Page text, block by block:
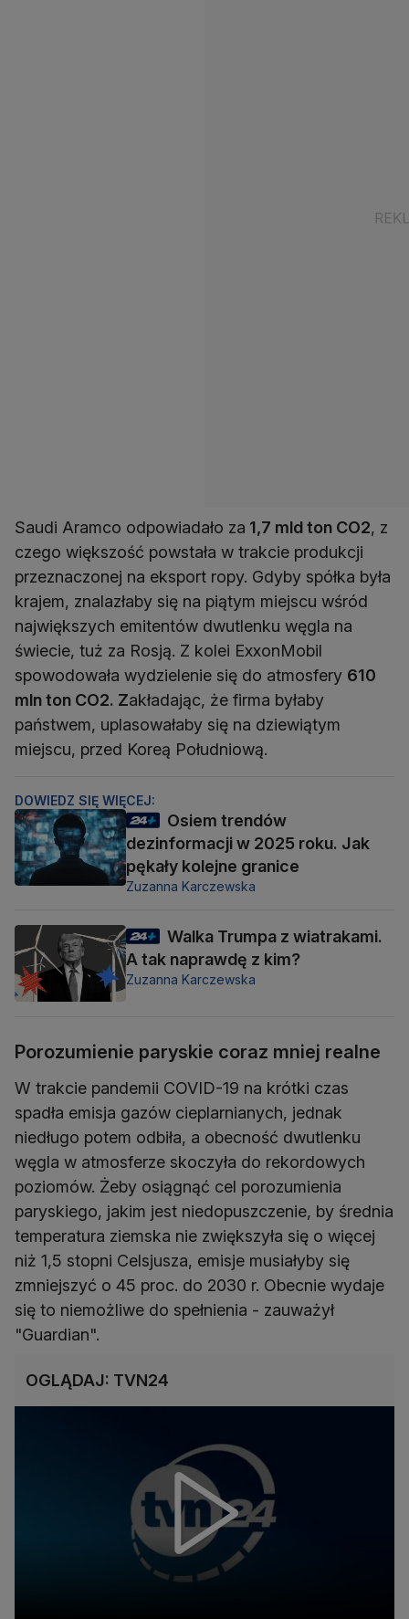
Saudi Aramco odpowiadało za 1,7 mld ton CO2, z
czego większość powstała w trakcie produkcji
przeznaczonej na eksport ropy. Gdyby spółka była
krajem, znalazłaby się na piątym miejscu wśród
największych emitentów dwutlenku węgla na
świecie, tuż za Rosją. Z kolei ExxonMobil
spowodowała wydzielenie się do atmosfery 610
mln ton CO2. Zakładając, że firma byłaby
państwem, uplasowałaby się na dziewiątym
miejscu, przed Koreą Południową.
DOWIEDZ SIĘ WIĘCEJ:
Osiem trendów
dezinformacji w 2025 roku. Jak
pękały kolejne granice
Zuzanna Karczewska
Walka Trumpa z wiatrakami.
A tak naprawdę z kim?
Zuzanna Karczewska
Porozumienie paryskie coraz mniej realne
W trakcie pandemii COVID-19 na krótki czas
spadła emisja gazów cieplarnianych, jednak
niedługo potem odbiła, a obecność dwutlenku
węgla w atmosferze skoczyła do rekordowych
poziomów. Żeby osiągnąć cel porozumienia
paryskiego, jakim jest niedopuszczenie, by średnia
temperatura ziemska nie zwiększyła się o więcej
niż 1,5 stopni Celsjusza, emisje musiałyby się
zmniejszyć o 45 proc. do 2030 r. Obecnie wydaje
się to niemożliwe do spełnienia - zauważył
"Guardian".
OGLĄDAJ: TVN24